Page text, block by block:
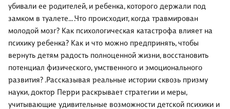
убивали ее родителей, и ребенка, которого держали под
замком в туалете... .Что происходит, когда травмирован
молодой мозг? Как психологическая катастрофа влияет на
психику ребенка? Как и что можно предпринять, чтобы
вернуть детям радость полноценной жизни, восстановить
потенциал физического, умственного и эмоционального
развития? .Рассказывая реальные истории сквозь призму
науки, доктор Перри раскрывает стратегии и меры,
учитывающие удивительные возможности детской психики и